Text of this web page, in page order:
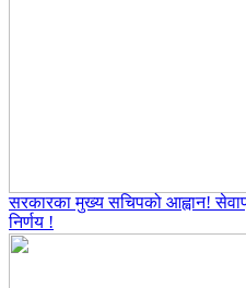
सरकारका मुख्य सचिपको आह्वान!
निर्णय !